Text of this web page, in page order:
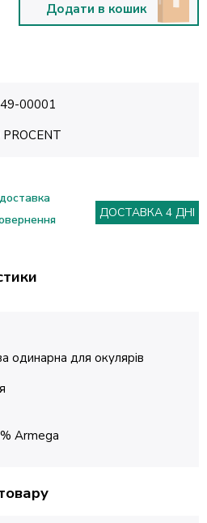
Додати в кошик
00001
ДОСТАВКА 4 ДНІ
одинарна для окулярів
Armega